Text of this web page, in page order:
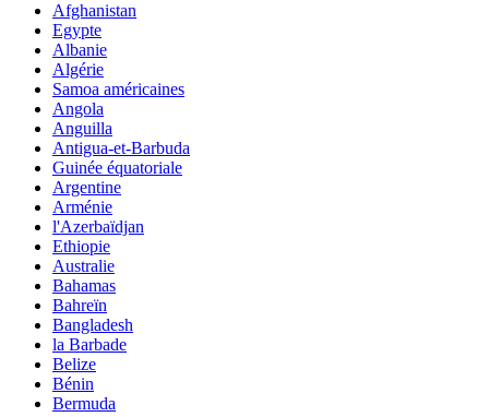
Afghanistan
Egypte
Albanie
Algérie
Samoa américaines
Angola
Anguilla
Antigua-et-Barbuda
Guinée équatoriale
Argentine
Arménie
l'Azerbaïdjan
Ethiopie
Australie
Bahamas
Bahreïn
Bangladesh
la Barbade
Belize
Bénin
Bermuda